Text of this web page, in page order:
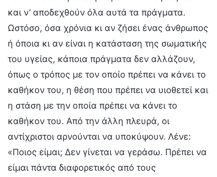
και ν’ αποδεχθούν όλα αυτά τα πράγματα.
Ωστόσο, όσα χρόνια κι αν ζήσει ένας άνθρωπος
ή όποια κι αν είναι η κατάσταση της σωματικής
του υγείας, κάποια πράγματα δεν αλλάζουν,
όπως ο τρόπος με τον οποίο πρέπει να κάνει το
καθήκον του, η θέση που πρέπει να υιοθετεί και
η στάση με την οποία πρέπει να κάνει το
καθήκον του. Από την άλλη πλευρά, οι
αντίχριστοι αρνούνται να υποκύψουν. Λένε:
«Ποιος είμαι; Δεν γίνεται να γεράσω. Πρέπει να
είμαι πάντα διαφορετικός από τους